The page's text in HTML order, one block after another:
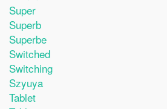
Super
Superb
Superbe
Switched
Switching
Szyuya
Tablet